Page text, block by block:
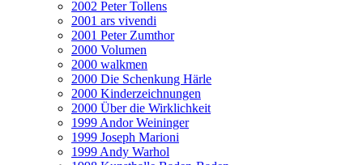
2002 Peter Tollens
2001 ars vivendi
2001 Peter Zumthor
2000 Volumen
2000 walkmen
2000 Die Schenkung Härle
2000 Kinderzeichnungen
2000 Über die Wirklichkeit
1999 Andor Weininger
1999 Joseph Marioni
1999 Andy Warhol